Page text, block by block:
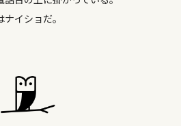
イショだ。